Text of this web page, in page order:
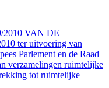
2010 VAN DE
ter uitvoering van
Parlement en de Raad
verzamelingen ruimtelijke
tot ruimtelijke